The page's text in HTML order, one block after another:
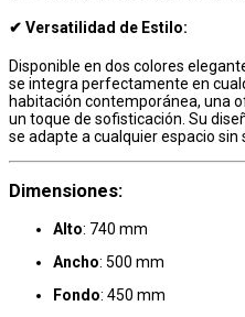
✔ Versatilidad de Estilo:
Disponible en dos colores
se integra perfectamente en
habitación contemporánea, una
un toque de sofisticación. Su
se adapte a cualquier espacio
Dimensiones:
Alto: 740 mm
Ancho: 500 mm
Fondo: 450 mm